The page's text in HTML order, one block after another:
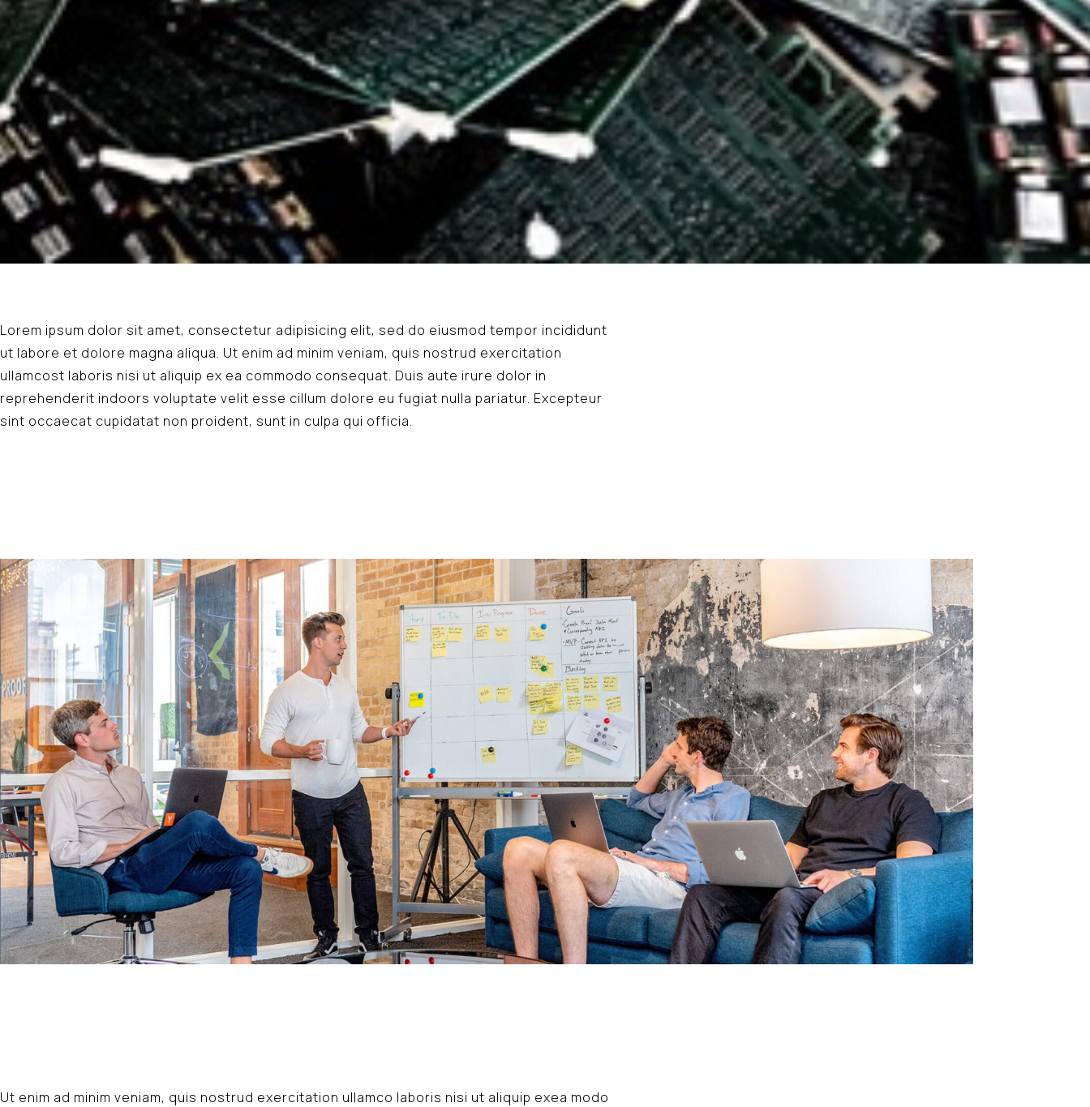
Lorem ipsum dolor sit amet, consectetur adipisicing elit, sed do eiusmod tempor incididunt
ut labore et dolore magna aliqua. Ut enim ad minim veniam, quis nostrud exercitation
ullamcost laboris nisi ut aliquip ex ea commodo consequat. Duis aute irure dolor in
reprehenderit indoors voluptate velit esse cillum dolore eu fugiat nulla pariatur. Excepteur
sint occaecat cupidatat non proident, sunt in culpa qui officia.
Ut enim ad minim veniam, quis nostrud exercitation ullamco laboris nisi ut aliquip exea modo